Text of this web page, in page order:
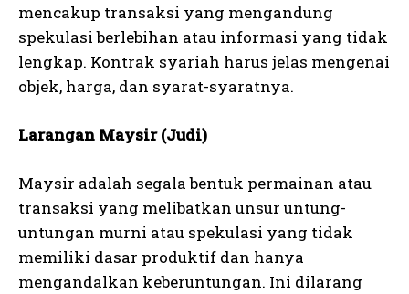
mencakup transaksi yang mengandung
spekulasi berlebihan atau informasi yang tidak
lengkap. Kontrak syariah harus jelas mengenai
objek, harga, dan syarat-syaratnya.
Larangan Maysir (Judi)
Maysir adalah segala bentuk permainan atau
transaksi yang melibatkan unsur untung-
untungan murni atau spekulasi yang tidak
memiliki dasar produktif dan hanya
mengandalkan keberuntungan. Ini dilarang